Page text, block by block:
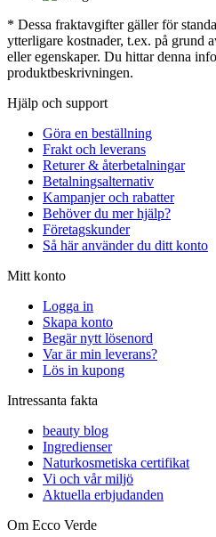
* Dessa fraktavgifter gäller för
ytterligare kostnader, t.ex. på grund
eller egenskaper. Du hittar denna
produktbeskrivningen.
Hjälp och support
Göra en beställning
Frakt och leverans
Returer & återbetalningar
Betalningsalternativ
Kampanjer och rabatter
Behöver du mer hjälp?
Företagskunder
Så här använder du ditt konto
Mitt konto
Logga in
Skapa konto
Begär nytt lösenord
Var är min leverans?
Lös in kupong
Intressanta fakta
beauty blog
Ingredienser
Naturkosmetiska certifikat
Vi och vår miljö
Aktuella erbjudanden
Om Ecco Verde